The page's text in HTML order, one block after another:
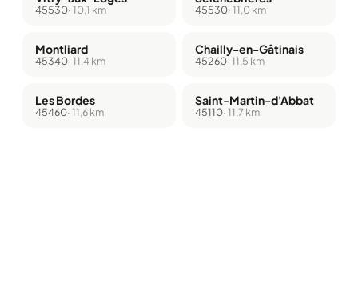
45530· 10,1 km 45530· 11,0 km
Montliard
45340· 11,4 km
Chailly-en-Gâtinais
45260· 11,5 km
Les Bordes
45460· 11,6 km
Saint-Martin-d'Abbat
45110· 11,7 km